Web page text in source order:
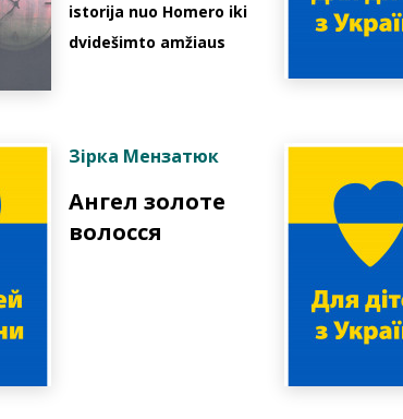
istorija nuo Homero iki
dvidešimto amžiaus
Зірка Мензатюк
Ангел золоте
волосся